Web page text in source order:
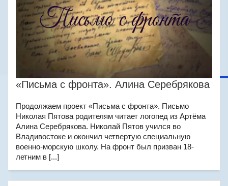
«Письма с фронта». Алина Серебрякова
Продолжаем проект «Письма с фронта». Письмо
Николая Пятова родителям читает логопед из Артёма
Алина Серебрякова. Николай Пятов учился во
Владивостоке и окончил четвертую специальную
военно-морскую школу. На фронт был призван 18-
летним в [...]